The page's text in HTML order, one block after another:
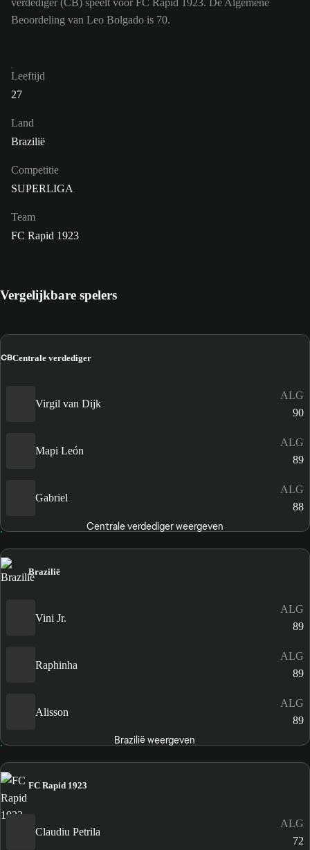
verdediger (CB) speelt voor FC Rapid 1923. De Algemene
Beoordeling van Leo Bolgado is 70.
Leeftijd
27
Land
Brazilië
Competitie
SUPERLIGA
Team
FC Rapid 1923
Vergelijkbare spelers
CBCentrale verdediger
Virgil van Dijk
ALG
90
Mapi León
ALG
89
Gabriel
ALG
88
Centrale verdediger weergeven
Brazilië
Vini Jr.
ALG
89
Raphinha
ALG
89
Alisson
ALG
89
Brazilië weergeven
FC Rapid 1923
Claudiu Petrila
ALG
72